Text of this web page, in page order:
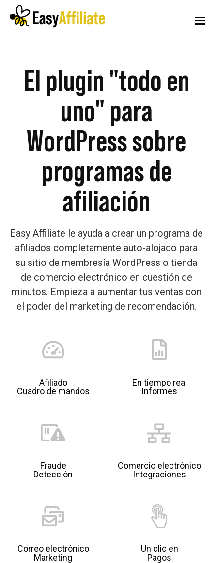
contenido
Saltar
Menú
adicional
programa
desde
El plugin "todo en
uno" para
WordPress sobre
programas de
afiliación
Easy Affiliate le ayuda a crear un programa de
afiliados completamente auto-alojado para
su sitio de membresía WordPress o tienda
de comercio electrónico en cuestión de
minutos. Empieza a aumentar tus ventas con
el poder del marketing de recomendación.
Afiliado
Cuadro de mandos
En tiempo real
Informes
Fraude
Detección
Comercio electrónico
Integraciones
Correo electrónico
Marketing
Un clic en
Pagos